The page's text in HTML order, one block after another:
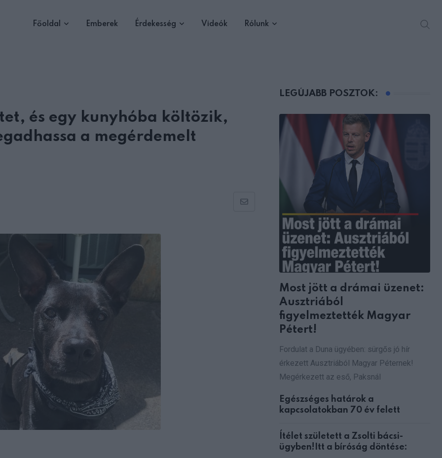
Főoldal Emberek Érdekesség Videók Rólunk
és egy kunyhóba költözik,
a megérdemelt
Share
LEGÚJABB POSZTOK:
Most jött a drámai üzenet:
Ausztriából
figyelmeztették Magyar
Pétert!
Fordulat a Duna ügyében: sürgős jó hír
érkezett Ausztriából Magyar Péternek!
Megérkezett az eső, Paksnál
Egészséges határok a
kapcsolatokban 70 év felett
Ítélet született a Zsolti bácsi-
ügyben!Itt a bíróság döntése: